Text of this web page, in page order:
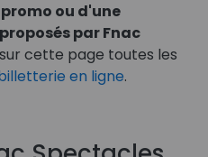
ou d'une
par Fnac
cette page toutes les
en ligne.